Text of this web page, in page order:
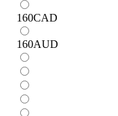
160CAD
160AUD